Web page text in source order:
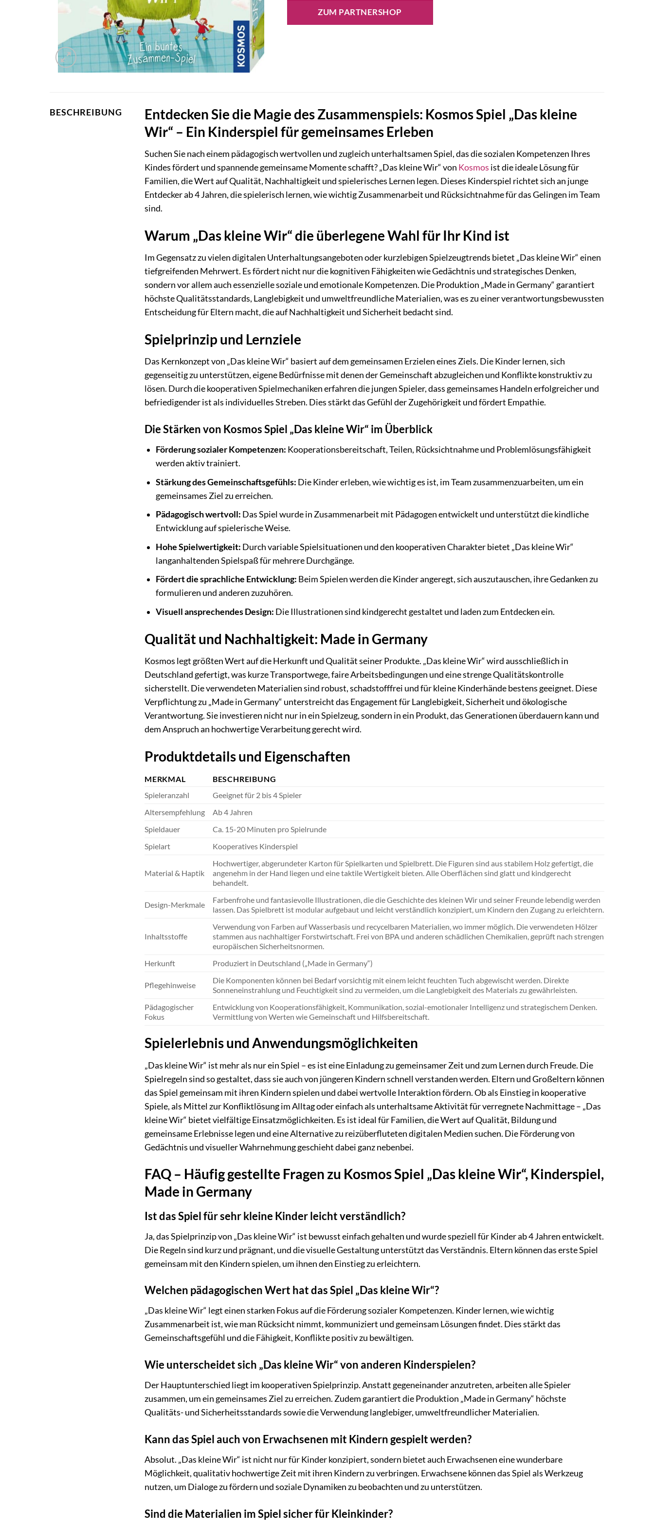
ZUM PARTNERSHOP
BESCHREIBUNG
Entdecken Sie die Magie des Zusammenspiels: Kosmos Spiel „Das kleine
Wir“ – Ein Kinderspiel für gemeinsames Erleben
Suchen Sie nach einem pädagogisch wertvollen und zugleich unterhaltsamen Spiel, das die sozialen Kompetenzen Ihres
Kindes fördert und spannende gemeinsame Momente schafft? „Das kleine Wir“ von Kosmos ist die ideale Lösung für
Familien, die Wert auf Qualität, Nachhaltigkeit und spielerisches Lernen legen. Dieses Kinderspiel richtet sich an junge
Entdecker ab 4 Jahren, die spielerisch lernen, wie wichtig Zusammenarbeit und Rücksichtnahme für das Gelingen im Team
sind.
Warum „Das kleine Wir“ die überlegene Wahl für Ihr Kind ist
Im Gegensatz zu vielen digitalen Unterhaltungsangeboten oder kurzlebigen Spielzeugtrends bietet „Das kleine Wir“ einen
tiefgreifenden Mehrwert. Es fördert nicht nur die kognitiven Fähigkeiten wie Gedächtnis und strategisches Denken,
sondern vor allem auch essenzielle soziale und emotionale Kompetenzen. Die Produktion „Made in Germany“ garantiert
höchste Qualitätsstandards, Langlebigkeit und umweltfreundliche Materialien, was es zu einer verantwortungsbewussten
Entscheidung für Eltern macht, die auf Nachhaltigkeit und Sicherheit bedacht sind.
Spielprinzip und Lernziele
Das Kernkonzept von „Das kleine Wir“ basiert auf dem gemeinsamen Erzielen eines Ziels. Die Kinder lernen, sich
gegenseitig zu unterstützen, eigene Bedürfnisse mit denen der Gemeinschaft abzugleichen und Konflikte konstruktiv zu
lösen. Durch die kooperativen Spielmechaniken erfahren die jungen Spieler, dass gemeinsames Handeln erfolgreicher und
befriedigender ist als individuelles Streben. Dies stärkt das Gefühl der Zugehörigkeit und fördert Empathie.
Die Stärken von Kosmos Spiel „Das kleine Wir“ im Überblick
Förderung sozialer Kompetenzen: Kooperationsbereitschaft, Teilen, Rücksichtnahme und Problemlösungsfähigkeit
werden aktiv trainiert.
Stärkung des Gemeinschaftsgefühls: Die Kinder erleben, wie wichtig es ist, im Team zusammenzuarbeiten, um ein
gemeinsames Ziel zu erreichen.
Pädagogisch wertvoll: Das Spiel wurde in Zusammenarbeit mit Pädagogen entwickelt und unterstützt die kindliche
Entwicklung auf spielerische Weise.
Hohe Spielwertigkeit: Durch variable Spielsituationen und den kooperativen Charakter bietet „Das kleine Wir“
langanhaltenden Spielspaß für mehrere Durchgänge.
Fördert die sprachliche Entwicklung: Beim Spielen werden die Kinder angeregt, sich auszutauschen, ihre Gedanken zu
formulieren und anderen zuzuhören.
Visuell ansprechendes Design: Die Illustrationen sind kindgerecht gestaltet und laden zum Entdecken ein.
Qualität und Nachhaltigkeit: Made in Germany
Kosmos legt größten Wert auf die Herkunft und Qualität seiner Produkte. „Das kleine Wir“ wird ausschließlich in
Deutschland gefertigt, was kurze Transportwege, faire Arbeitsbedingungen und eine strenge Qualitätskontrolle
sicherstellt. Die verwendeten Materialien sind robust, schadstofffrei und für kleine Kinderhände bestens geeignet. Diese
Verpflichtung zu „Made in Germany“ unterstreicht das Engagement für Langlebigkeit, Sicherheit und ökologische
Verantwortung. Sie investieren nicht nur in ein Spielzeug, sondern in ein Produkt, das Generationen überdauern kann und
dem Anspruch an hochwertige Verarbeitung gerecht wird.
Produktdetails und Eigenschaften
MERKMAL
BESCHREIBUNG
Spieleranzahl
Geeignet für 2 bis 4 Spieler
Altersempfehlung
Ab 4 Jahren
Spieldauer
Ca. 15-20 Minuten pro Spielrunde
Spielart
Kooperatives Kinderspiel
Material & Haptik
Hochwertiger, abgerundeter Karton für Spielkarten und Spielbrett. Die Figuren sind aus stabilem Holz gefertigt, die
angenehm in der Hand liegen und eine taktile Wertigkeit bieten. Alle Oberflächen sind glatt und kindgerecht
behandelt.
Design-Merkmale
Farbenfrohe und fantasievolle Illustrationen, die die Geschichte des kleinen Wir und seiner Freunde lebendig werden
lassen. Das Spielbrett ist modular aufgebaut und leicht verständlich konzipiert, um Kindern den Zugang zu erleichtern.
Inhaltsstoffe
Verwendung von Farben auf Wasserbasis und recycelbaren Materialien, wo immer möglich. Die verwendeten Hölzer
stammen aus nachhaltiger Forstwirtschaft. Frei von BPA und anderen schädlichen Chemikalien, geprüft nach strengen
europäischen Sicherheitsnormen.
Herkunft
Produziert in Deutschland („Made in Germany“)
Pflegehinweise
Die Komponenten können bei Bedarf vorsichtig mit einem leicht feuchten Tuch abgewischt werden. Direkte
Sonneneinstrahlung und Feuchtigkeit sind zu vermeiden, um die Langlebigkeit des Materials zu gewährleisten.
Pädagogischer
Fokus
Entwicklung von Kooperationsfähigkeit, Kommunikation, sozial-emotionaler Intelligenz und strategischem Denken.
Vermittlung von Werten wie Gemeinschaft und Hilfsbereitschaft.
Spielerlebnis und Anwendungsmöglichkeiten
„Das kleine Wir“ ist mehr als nur ein Spiel – es ist eine Einladung zu gemeinsamer Zeit und zum Lernen durch Freude. Die
Spielregeln sind so gestaltet, dass sie auch von jüngeren Kindern schnell verstanden werden. Eltern und Großeltern können
das Spiel gemeinsam mit ihren Kindern spielen und dabei wertvolle Interaktion fördern. Ob als Einstieg in kooperative
Spiele, als Mittel zur Konfliktlösung im Alltag oder einfach als unterhaltsame Aktivität für verregnete Nachmittage – „Das
kleine Wir“ bietet vielfältige Einsatzmöglichkeiten. Es ist ideal für Familien, die Wert auf Qualität, Bildung und
gemeinsame Erlebnisse legen und eine Alternative zu reizüberfluteten digitalen Medien suchen. Die Förderung von
Gedächtnis und visueller Wahrnehmung geschieht dabei ganz nebenbei.
FAQ – Häufig gestellte Fragen zu Kosmos Spiel „Das kleine Wir“, Kinderspiel,
Made in Germany
Ist das Spiel für sehr kleine Kinder leicht verständlich?
Ja, das Spielprinzip von „Das kleine Wir“ ist bewusst einfach gehalten und wurde speziell für Kinder ab 4 Jahren entwickelt.
Die Regeln sind kurz und prägnant, und die visuelle Gestaltung unterstützt das Verständnis. Eltern können das erste Spiel
gemeinsam mit den Kindern spielen, um ihnen den Einstieg zu erleichtern.
Welchen pädagogischen Wert hat das Spiel „Das kleine Wir“?
„Das kleine Wir“ legt einen starken Fokus auf die Förderung sozialer Kompetenzen. Kinder lernen, wie wichtig
Zusammenarbeit ist, wie man Rücksicht nimmt, kommuniziert und gemeinsam Lösungen findet. Dies stärkt das
Gemeinschaftsgefühl und die Fähigkeit, Konflikte positiv zu bewältigen.
Wie unterscheidet sich „Das kleine Wir“ von anderen Kinderspielen?
Der Hauptunterschied liegt im kooperativen Spielprinzip. Anstatt gegeneinander anzutreten, arbeiten alle Spieler
zusammen, um ein gemeinsames Ziel zu erreichen. Zudem garantiert die Produktion „Made in Germany“ höchste
Qualitäts- und Sicherheitsstandards sowie die Verwendung langlebiger, umweltfreundlicher Materialien.
Kann das Spiel auch von Erwachsenen mit Kindern gespielt werden?
Absolut. „Das kleine Wir“ ist nicht nur für Kinder konzipiert, sondern bietet auch Erwachsenen eine wunderbare
Möglichkeit, qualitativ hochwertige Zeit mit ihren Kindern zu verbringen. Erwachsene können das Spiel als Werkzeug
nutzen, um Dialoge zu fördern und soziale Dynamiken zu beobachten und zu unterstützen.
Sind die Materialien im Spiel sicher für Kleinkinder?